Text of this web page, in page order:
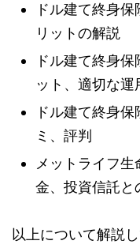
ドル建て終身
リットの解説
ドル建て終身
ット、適切な運
ドル建て終身
ミ、評判
メットライフ
金、投資信託と
以上について解説し